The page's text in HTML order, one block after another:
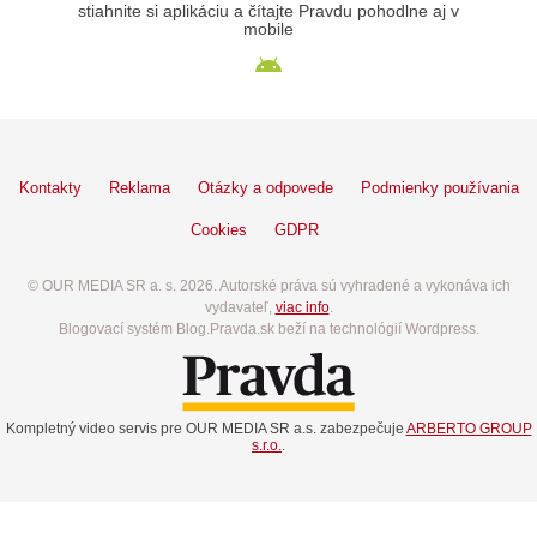
stiahnite si aplikáciu a čítajte Pravdu pohodlne aj v
mobile
Kontakty Reklama Otázky a odpovede Podmienky používania
Cookies GDPR
© OUR MEDIA SR a. s. 2026. Autorské práva sú vyhradené a vykonáva ich
vydavateľ, viac info.
Blogovací systém Blog.Pravda.sk beží na technológií Wordpress.
Kompletný video servis pre OUR MEDIA SR a.s. zabezpečuje ARBERTO GROUP
s.r.o..